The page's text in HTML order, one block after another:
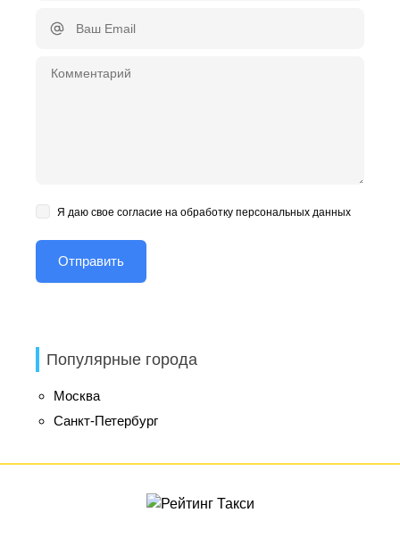
Я даю свое согласие на обработку персональных данных
Популярные города
Москва
Санкт-Петербург